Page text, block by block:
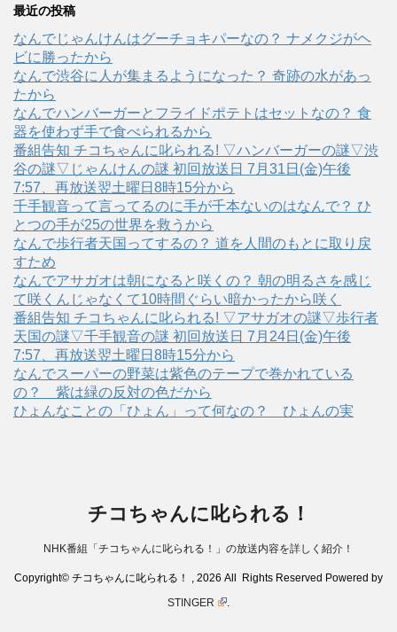
最近の投稿
なんでじゃんけんはグーチョキパーなの？ ナメクジがヘ
ビに勝ったから
なんで渋谷に人が集まるようになった？ 奇跡の水があっ
たから
なんでハンバーガーとフライドポテトはセットなの？ 食
器を使わず手で食べられるから
番組告知 チコちゃんに叱られる! ▽ハンバーガーの謎▽渋
谷の謎▽じゃんけんの謎 初回放送日 7月31日(金)午後
7:57、再放送翌土曜日8時15分から
千手観音って言ってるのに手が千本ないのはなんで？ ひ
とつの手が25の世界を救うから
なんで歩行者天国ってするの？ 道を人間のもとに取り戻
すため
なんでアサガオは朝になると咲くの？ 朝の明るさを感じ
て咲くんじゃなくて10時間ぐらい暗かったから咲く
番組告知 チコちゃんに叱られる! ▽アサガオの謎▽歩行者
天国の謎▽千手観音の謎 初回放送日 7月24日(金)午後
7:57、再放送翌土曜日8時15分から
なんでスーパーの野菜は紫色のテープで巻かれている
の？ 紫は緑の反対の色だから
ひょんなことの「ひょん」って何なの？ ひょんの実
チコちゃんに叱られる！
NHK番組「チコちゃんに叱られる！」の放送内容を詳しく紹介！
Copyright© チコちゃんに叱られる！ , 2026 All Rights Reserved Powered by
STINGER
.